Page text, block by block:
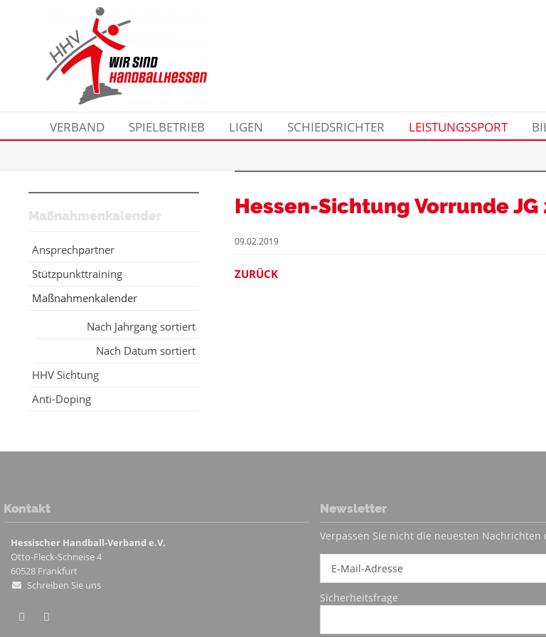
VERBAND SPIELBETRIEB LIGEN SCHIEDSRICHTER LEISTUNGSSPORT
Maßnahmenkalender
Ansprechpartner
Stützpunkttraining
Maßnahmenkalender
Nach Jahrgang sortiert
Nach Datum sortiert
HHV Sichtung
Anti-Doping
Hessen-Sichtung Vorrunde
09.02.2019
ZURÜCK
Kontakt
Hessischer Handball-Verband e.V.
Otto-Fleck-Schneise 4
60528 Frankfurt
Schreiben Sie uns
Newsletter
Verpassen Sie nicht die neuesten
Sicherheitsfrage